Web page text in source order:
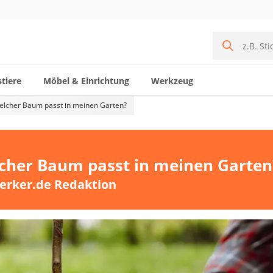
Möbel & Einrichtung Werkzeug
Baum passt in meinen Garten?
Baum passt in meinen
Redaktion